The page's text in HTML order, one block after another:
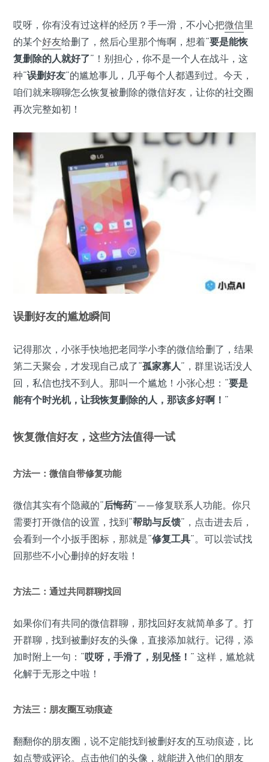
哎呀，你有没有过这样的经历？手一滑，不小心把微信里
的某个好友给删了，然后心里那个悔啊，想着“要是能恢
复删除的人就好了”！别担心，你不是一个人在战斗，这
种“误删好友”的尴尬事儿，几乎每个人都遇到过。今天，
咱们就来聊聊怎么恢复被删除的微信好友，让你的社交圈
再次完整如初！
误删好友的尴尬瞬间
记得那次，小张手快地把老同学小李的微信给删了，结果
第二天聚会，才发现自己成了“孤家寡人”，群里说话没人
回，私信也找不到人。那叫一个尴尬！小张心想：“要是
能有个时光机，让我恢复删除的人，那该多好啊！ ”
恢复微信好友，这些方法值得一试
方法一：微信自带修复功能
微信其实有个隐藏的“后悔药”——修复联系人功能。你只
需要打开微信的设置，找到“帮助与反馈”，点击进去后，
会看到一个小扳手图标，那就是“修复工具”。可以尝试找
回那些不小心删掉的好友啦！
方法二：通过共同群聊找回
如果你们有共同的微信群聊，那找回好友就简单多了。打
开群聊，找到被删好友的头像，直接添加就行。记得，添
加时附上一句：“哎呀，手滑了，别见怪！ ” 这样，尴尬就
化解于无形之中啦！
方法三：朋友圈互动痕迹
翻翻你的朋友圈，说不定能找到被删好友的互动痕迹，比
如点赞或评论。点击他们的头像，就能进入他们的朋友